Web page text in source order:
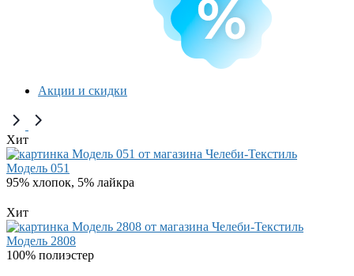
Акции и скидки
Хит
Модель 051
95% хлопок, 5% лайкра
Хит
Модель 2808
100% полиэстер